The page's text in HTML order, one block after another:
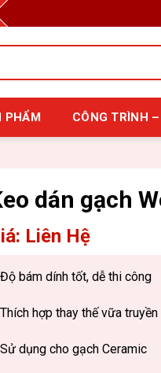
PHẨM CÔNG TRÌNH
dán gạch
Liên Hệ
Độ bám dính tốt, dễ thi công
Thích hợp thay thế vữa
Sử dụng cho gạch Ceramic